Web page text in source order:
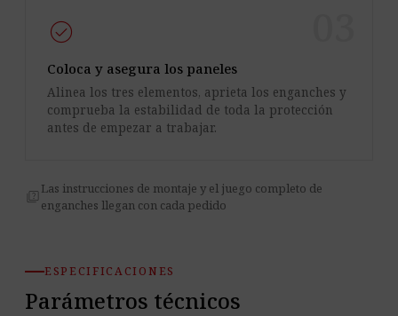
check_circle
Coloca y asegura los paneles
Alinea los tres elementos, aprieta los enganches y
comprueba la estabilidad de toda la protección
antes de empezar a trabajar.
quiz Las instrucciones de montaje y el juego completo de
enganches llegan con cada pedido
ESPECIFICACIONES
Parámetros técnicos